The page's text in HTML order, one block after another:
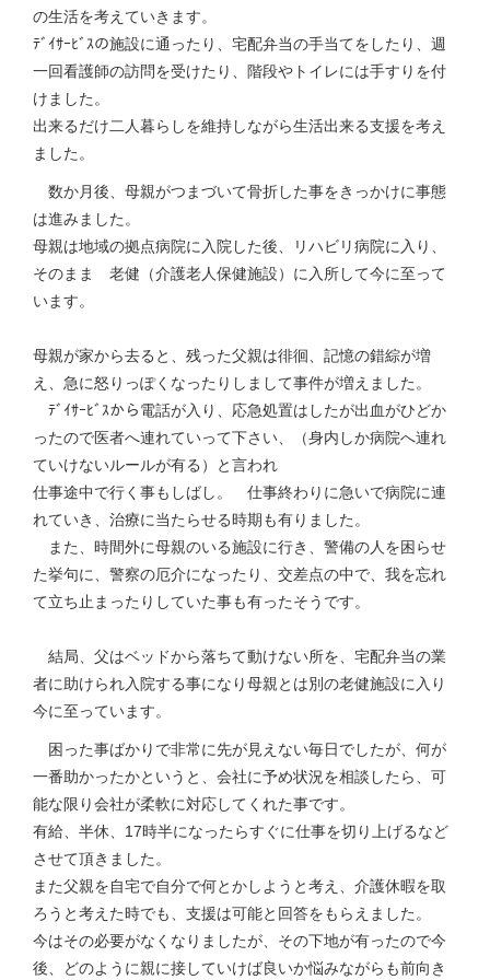
の生活を考えていきます。
ﾃﾞｲｻｰﾋﾞｽの施設に通ったり、宅配弁当の手当てをしたり、週
一回看護師の訪問を受けたり、階段やトイレには手すりを付
けました。
出来るだけ二人暮らしを維持しながら生活出来る支援を考え
ました。
数か月後、母親がつまづいて骨折した事をきっかけに事態
は進みました。
母親は地域の拠点病院に入院した後、リハビリ病院に入り、
そのまま 老健（介護老人保健施設）に入所して今に至って
います。
母親が家から去ると、残った父親は徘徊、記憶の錯綜が増
え、急に怒りっぽくなったりしまして事件が増えました。
ﾃﾞｲｻｰﾋﾞｽから電話が入り、応急処置はしたが出血がひどか
ったので医者へ連れていって下さい、（身内しか病院へ連れ
ていけないルールが有る）と言われ
仕事途中で行く事もしばし。 仕事終わりに急いで病院に連
れていき、治療に当たらせる時期も有りました。
また、時間外に母親のいる施設に行き、警備の人を困らせ
た挙句に、警察の厄介になったり、交差点の中で、我を忘れ
て立ち止まったりしていた事も有ったそうです。
結局、父はベッドから落ちて動けない所を、宅配弁当の業
者に助けられ入院する事になり母親とは別の老健施設に入り
今に至っています。
困った事ばかりで非常に先が見えない毎日でしたが、何が
一番助かったかというと、会社に予め状況を相談したら、可
能な限り会社が柔軟に対応してくれた事です。
有給、半休、17時半になったらすぐに仕事を切り上げるなど
させて頂きました。
また父親を自宅で自分で何とかしようと考え、介護休暇を取
ろうと考えた時でも、支援は可能と回答をもらえました。
今はその必要がなくなりましたが、その下地が有ったので今
後、どのように親に接していけば良いか悩みながらも前向き